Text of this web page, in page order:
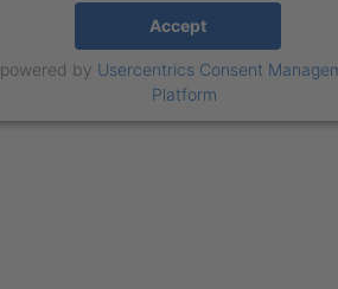
Accept
powered by Usercentrics Consent
Platform